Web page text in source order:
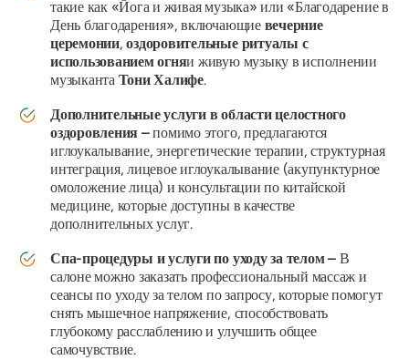
такие как «Йога и живая музыка» или «Благодарение в
День благодарения», включающие вечерние
церемонии,оздоровительные ритуалы с
использованием огняи живую музыку в исполнении
музыканта Тони Халифе.
Дополнительные услуги в области целостного
оздоровления –помимо этого, предлагаются
иглоукалывание, энергетические терапии, структурная
интеграция, лицевое иглоукалывание (акупунктурное
омоложение лица) и консультации по китайской
медицине, которые доступны в качестве
дополнительных услуг.
Спа-процедуры и услуги по уходу за телом – В
салоне можно заказать профессиональный массаж и
сеансы по уходу за телом по запросу, которые помогут
снять мышечное напряжение, способствовать
глубокому расслаблению и улучшить общее
самочувствие.